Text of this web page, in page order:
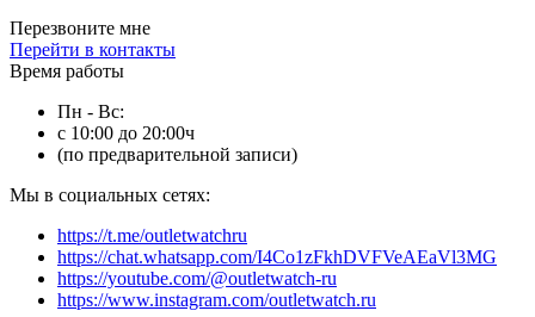
Перезвоните мне
Перейти в контакты
Время работы
Пн - Вс:
с 10:00 до 20:00ч
(по предварительной записи)
Мы в социальных сетях:
https://t.me/outletwatchru
https://chat.whatsapp.com/I4Co1zFkhDVFVeAEaVl3MG
https://youtube.com/@outletwatch-ru
https://www.instagram.com/outletwatch.ru